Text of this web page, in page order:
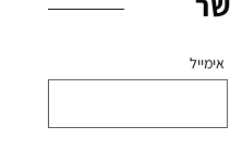
אימייל